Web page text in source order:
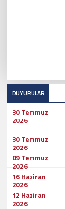
DUYURULAR
30 Temmuz
2026
30 Temmuz
2026
09 Temmuz
2026
16 Haziran
2026
12 Haziran
2026